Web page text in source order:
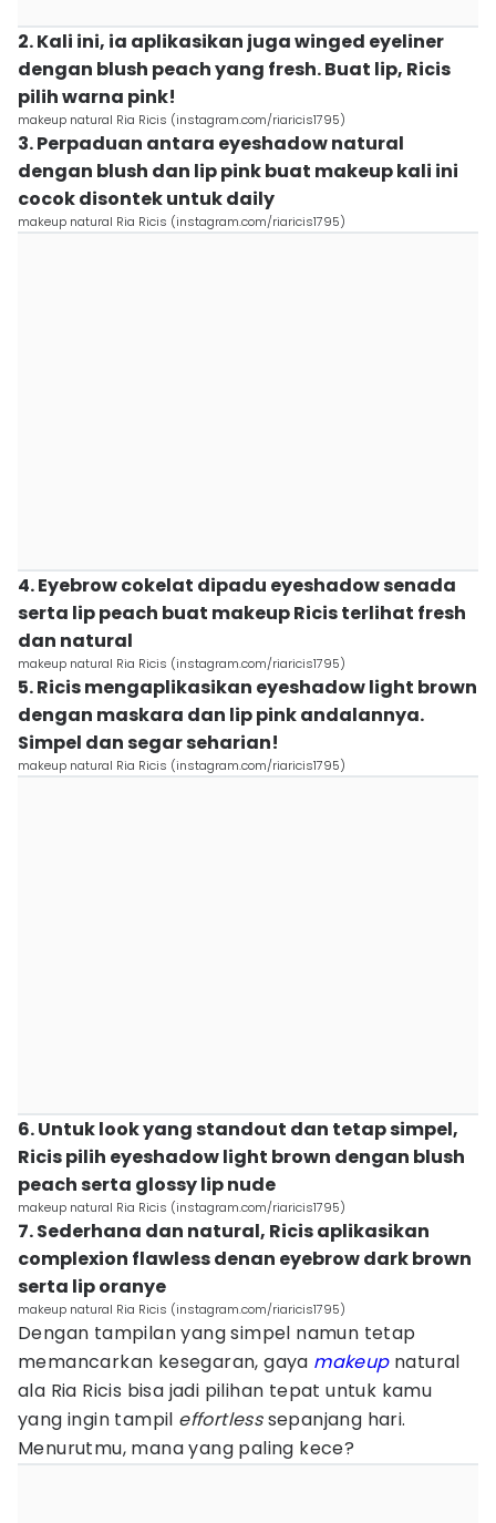
2. Kali ini, ia aplikasikan juga winged eyeliner
dengan blush peach yang fresh. Buat lip, Ricis
pilih warna pink!
makeup natural Ria Ricis (instagram.com/riaricis1795)
3. Perpaduan antara eyeshadow natural
dengan blush dan lip pink buat makeup kali ini
cocok disontek untuk daily
makeup natural Ria Ricis (instagram.com/riaricis1795)
4. Eyebrow cokelat dipadu eyeshadow senada
serta lip peach buat makeup Ricis terlihat fresh
dan natural
makeup natural Ria Ricis (instagram.com/riaricis1795)
5. Ricis mengaplikasikan eyeshadow light brown
dengan maskara dan lip pink andalannya.
Simpel dan segar seharian!
makeup natural Ria Ricis (instagram.com/riaricis1795)
6. Untuk look yang standout dan tetap simpel,
Ricis pilih eyeshadow light brown dengan blush
peach serta glossy lip nude
makeup natural Ria Ricis (instagram.com/riaricis1795)
7. Sederhana dan natural, Ricis aplikasikan
complexion flawless denan eyebrow dark brown
serta lip oranye
makeup natural Ria Ricis (instagram.com/riaricis1795)
Dengan tampilan yang simpel namun tetap
memancarkan kesegaran, gaya makeup natural
ala Ria Ricis bisa jadi pilihan tepat untuk kamu
yang ingin tampil effortlesssepanjang hari.
Menurutmu, mana yang paling kece?